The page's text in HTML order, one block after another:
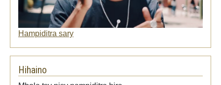
Hampiditra sary
Hihaino